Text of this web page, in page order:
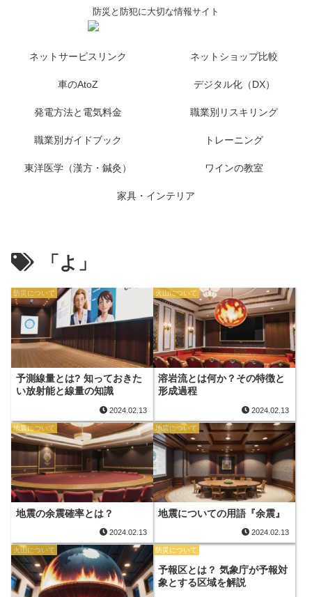
防災と防犯に大切な情報サイト
ネットサービスリンク ネットショップ比較
車のAtoZ デジタル化（DX）
発電方法と電気料金 職業別リスキリング
職業別ガイドブック トレーニング
東洋医学（漢方・鍼灸） ワインの教室
家具・インテリア
「よ」
防災について
予測線量とは? 知っておきた
い放射能と線量の知識
2024.02.13
火山について
溶岩流とは何か？その特徴と
形成過程
2024.02.13
地震について
地震の余震確率とは？
2024.02.13
地震について
地震についての用語『余震』
2024.02.13
火山について 防災について
予報区とは？ 気象庁が予報対
象とする区域を解説